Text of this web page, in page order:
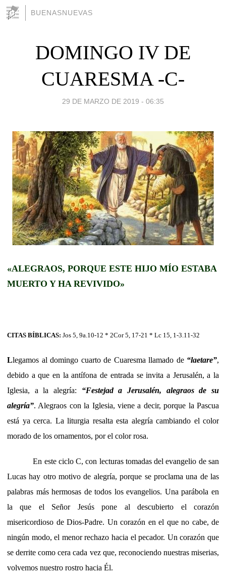
BUENASNUEVAS
DOMINGO IV DE
CUARESMA -C-
29 DE MARZO DE 2019 - 06:35
«ALEGRAOS, PORQUE ESTE HIJO MÍO ESTABA
MUERTO Y HA REVIVIDO»
CITAS BÍBLICAS: Jos 5, 9a.10-12 * 2Cor 5, 17-21 * Lc 15, 1-3.11-32
Llegamos al domingo cuarto de Cuaresma llamado de “laetare”,
debido a que en la antífona de entrada se invita a Jerusalén, a la
Iglesia, a la alegría: “Festejad a Jerusalén, alegraos de su
alegría”. Alegraos con la Iglesia, viene a decir, porque la Pascua
está ya cerca. La liturgia resalta esta alegría cambiando el color
morado de los ornamentos, por el color rosa.
En este ciclo C, con lecturas tomadas del evangelio de san
Lucas hay otro motivo de alegría, porque se proclama una de las
palabras más hermosas de todos los evangelios. Una parábola en
la que el Señor Jesús pone al descubierto el corazón
misericordioso de Dios-Padre. Un corazón en el que no cabe, de
ningún modo, el menor rechazo hacia el pecador. Un corazón que
se derrite como cera cada vez que, reconociendo nuestras miserias,
volvemos nuestro rostro hacia Él.